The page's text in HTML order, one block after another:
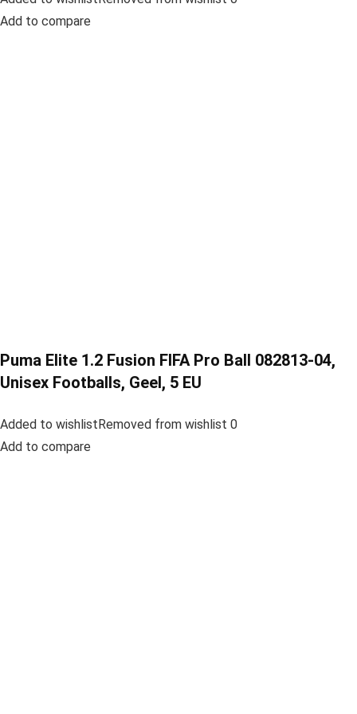
Add to compare
Puma Elite 1.2 Fusion FIFA Pro Ball 082813-04,
Unisex Footballs, Geel, 5 EU
Added to wishlistRemoved from wishlist 0
Add to compare